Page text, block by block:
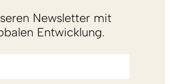
Newsletter mit
Entwicklung.